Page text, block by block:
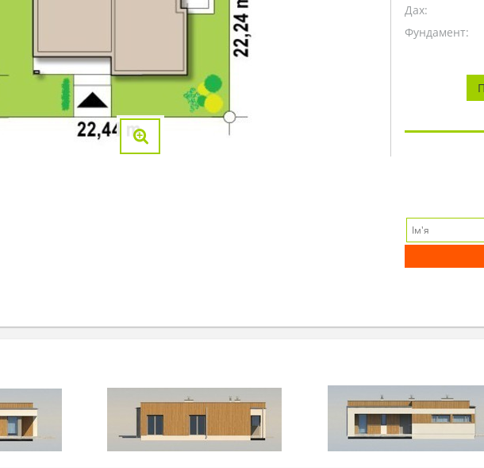
Дах:
Фундамент: